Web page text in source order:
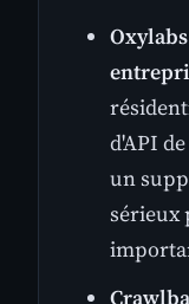
d'API
un
sérieux